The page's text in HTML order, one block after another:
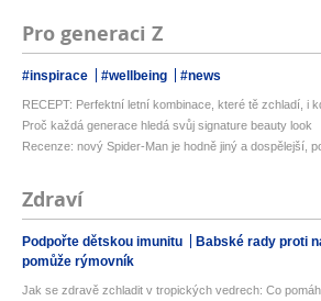
Pro generaci Z
#inspirace #wellbeing #news
RECEPT: Perfektní letní kombinace, které tě zchladí, i
Proč každá generace hledá svůj signature beauty look
Recenze: nový Spider-Man je hodně jiný a dospělejší,
Zdraví
Podpořte dětskou imunitu Babské rady proti
pomůže rýmovník
Jak se zdravě zchladit v tropických vedrech: Co